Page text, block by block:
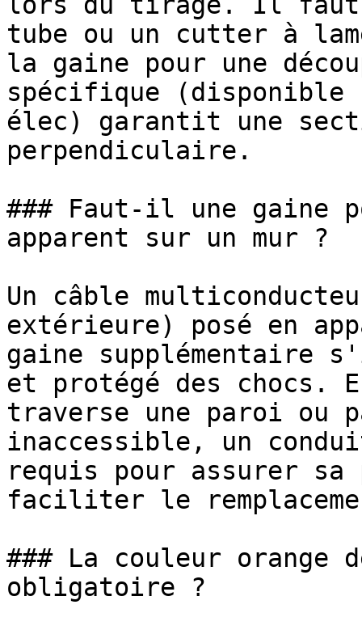
tube ou un cutter à
la gaine pour une
spécifique (disponible
élec) garantit une
perpendiculaire.
### Faut-il une gaine
apparent sur un mur ?
Un câble
extérieure) posé en
gaine supplémentaire
et protégé des chocs.
traverse une paroi ou
inaccessible, un
requis pour assurer sa
faciliter le
### La couleur orange
obligatoire ?